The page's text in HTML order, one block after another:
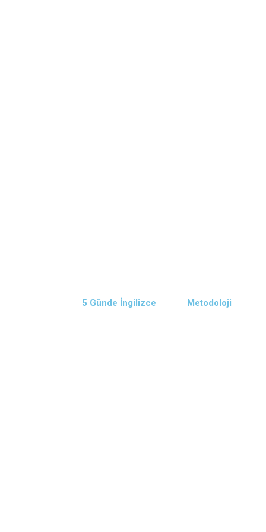
5 Günde İngilizce Metodoloji